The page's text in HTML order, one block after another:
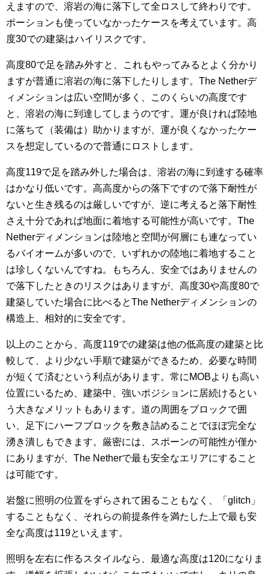
えますので、溶岩の海に落下して全ロスして終わりです。
ポーションも使っていなかったケースを考えています。高
度30での建築はハイリスクです。
高度80で足を踏み外すと、これもやってみるとよく分かり
ますが普通に溶岩の海に落下したりします。The Netherデ
ィメンションは広い空間が多く、このくらいの高度です
と、溶岩の海に到達してしまうのです。運が良ければ陸地
に落ちて（装備は）助かりますが、運が良くなかったケー
スを想定しているので普通にロストします。
高度119で足を踏み外した場合は、溶岩の海に到達する確率
はかなり低いです。高高度からの落下ですので落下耐性が
ないと生き残るのは厳しいですが、逆に考えると落下耐性
さえ十分であれば地面に着地する可能性が高いです。The
Netherディメンションは陸地と空間が何層にも連なってい
るバイオームが多いので、いずれかの陸地に着地すること
は珍しくないんですね。もちろん、安全ではありませんの
で落下したときのリスクはありますが、高度30や高度80で
建築していた場合に比べるとThe Netherディメンションの
構造上、相対的に安全です。
以上のことから、高度119での建築は他の低高度の建築と比
較して、より少ない手順で建築ができるため、必要な時間
が短くて済むという利点があります。常にMOBよりも高い
位置にいるため、建築中、強いポジションに居続けるとい
う大きなメリットもあります。道の周囲をブロックで囲
い、足下にハーフブロックを敷き詰めることでほぼ完全な
湧き潰しもできます。厳密には、スポーンの可能性が僅か
にありますが、The Netherで最も安全なエリアにすること
は可能です。
岩盤に照明の位置をずらされて困ることもなく、「glitch」
することもなく、それらの前提条件を満たした上で最も安
全な高度は119といえます。
照明を左右に作るスタイルなら、最適な高度は120になりま